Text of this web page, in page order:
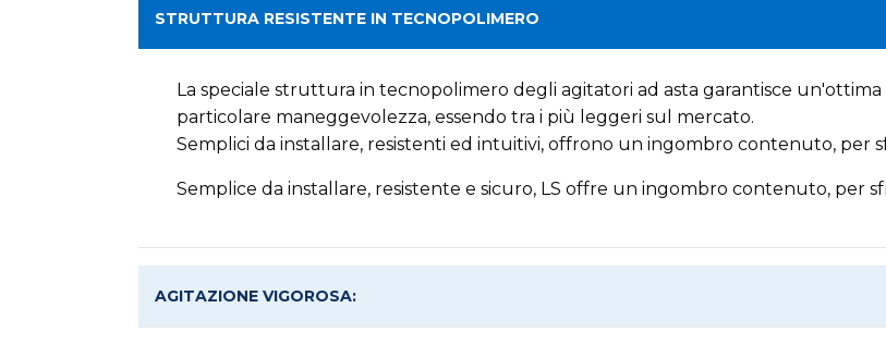
STRUTTURA RESISTENTE IN TECNOPOLIMERO
La speciale struttura in tecnopolimero degli agitatori ad asta garantisce un'ottima
particolare maneggevolezza, essendo tra i più leggeri sul mercato.
Semplici da installare, resistenti ed intuitivi, offrono un ingombro contenuto, per
Semplice da installare, resistente e sicuro, LS offre un ingombro contenuto, per
AGITAZIONE VIGOROSA: